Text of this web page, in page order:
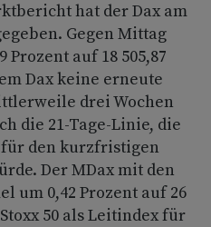
hat der Dax am
Gegen Mittag
auf 18 505,87
Dax keine erneute
drei Wochen
die 21-Tage-Linie, die
den kurzfristigen
Der MDax mit den
um 0,42 Prozent auf 26
50 als Leitindex für